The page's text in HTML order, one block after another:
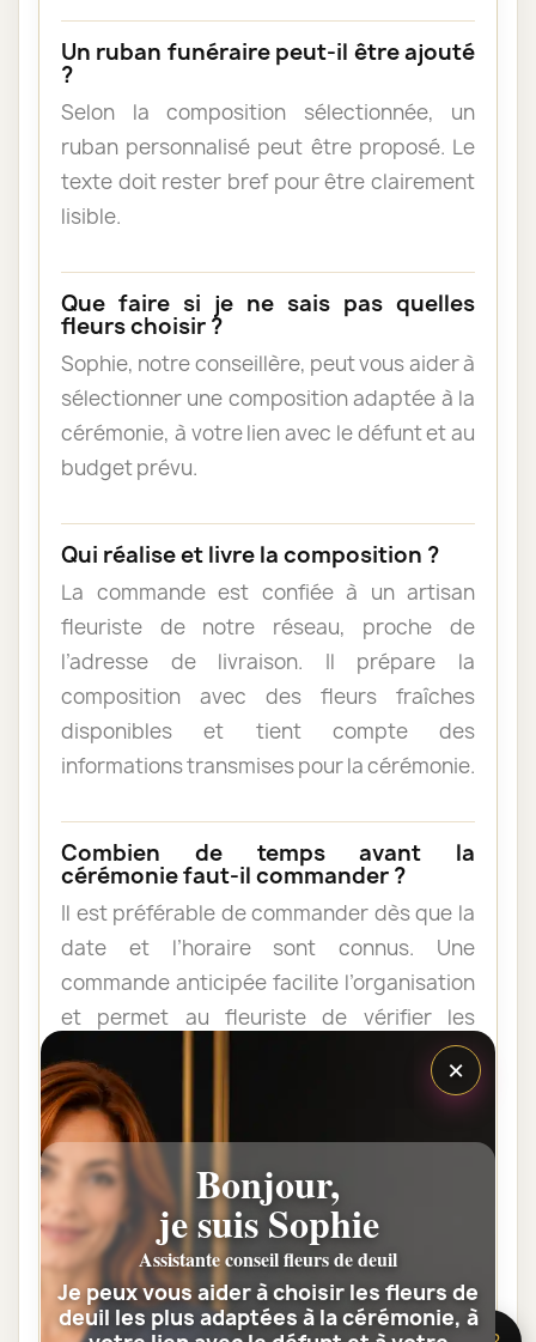
Un ruban funéraire peut-il être ajouté
?
Selon la composition sélectionnée, un
ruban personnalisé peut être proposé. Le
texte doit rester bref pour être clairement
lisible.
Que faire si je ne sais pas quelles
fleurs choisir ?
Sophie, notre conseillère, peut vous aider à
sélectionner une composition adaptée à la
cérémonie, à votre lien avec le défunt et au
budget prévu.
Qui réalise et livre la composition ?
La commande est confiée à un artisan
fleuriste de notre réseau, proche de
l’adresse de livraison. Il prépare la
composition avec des fleurs fraîches
disponibles et tient compte des
informations transmises pour la cérémonie.
Combien de temps avant la
cérémonie faut-il commander ?
Il est préférable de commander dès que la
date et l’horaire sont connus. Une
commande anticipée facilite l’organisation
et permet au fleuriste de vérifier les
Les fleurs peuvent-elles être livrées
au domicile de la famille ?
Oui. Une composition de condoléances
peut être livrée au domicile avant ou après
la cérémonie. Vérifiez simplement que
quelqu’un pourra réceptionner les fleurs.
×
Bonjour,
je suis Sophie
Assistante conseil fleurs de deuil
Je peux vous aider à choisir les fleurs de
deuil les plus adaptées à la cérémonie, à